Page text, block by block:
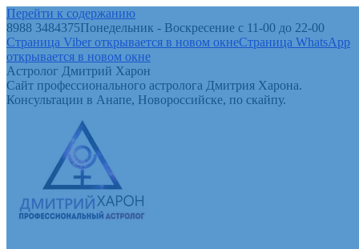
Перейти к содержанию
8988 3484375Понедельник - Воскресение с 11-00 до 22-00
Страница Viber открывается в новом окнеСтраница WhatsApp
открывается в новом окне
Астролог Дмитрий Харон
Сайт профессионального астролога Дмитрия Харона.
Консультации в Анапе, Новороссийске, по скайпу.